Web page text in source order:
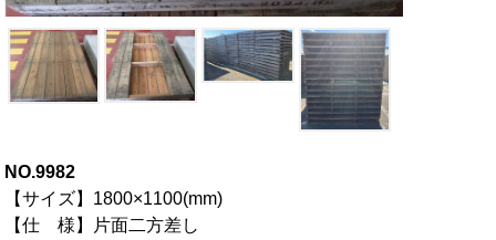
NO.9982
【サイズ】1800×1100(mm)
【仕 様】片面二方差し